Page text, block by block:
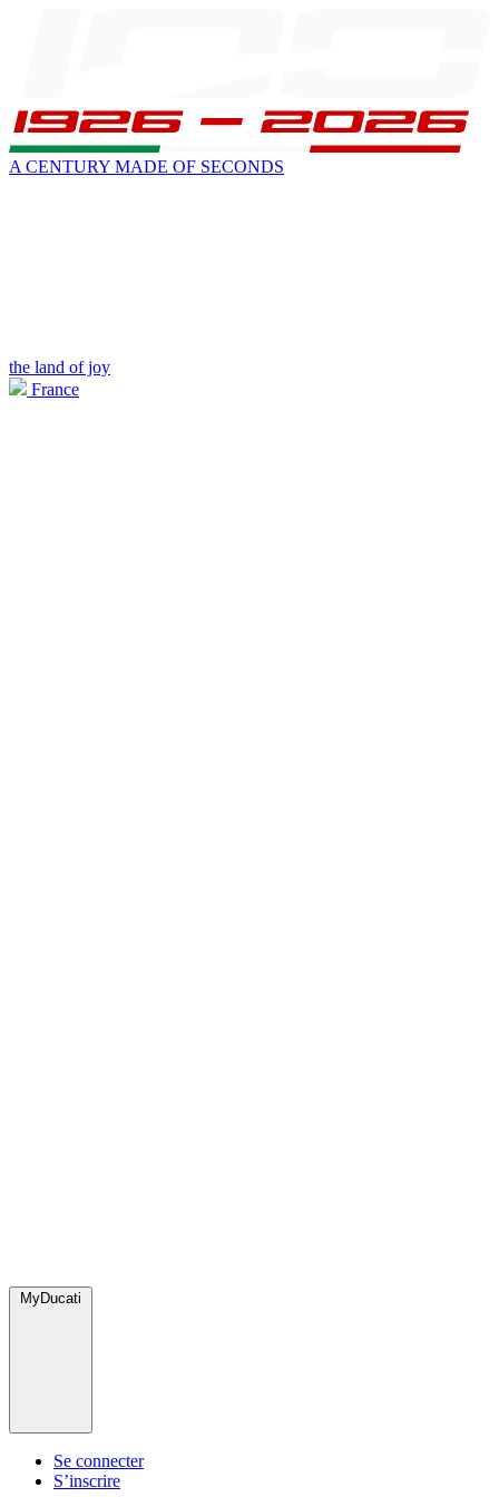
A CENTURY MADE OF SECONDS
the land of joy
France
MyDucati
Se connecter
S’inscrire